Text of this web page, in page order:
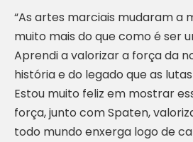
“As artes marciais mudaram a
muito mais do que como é ser
Aprendi a valorizar a força da
história e do legado que as
Estou muito feliz em mostrar
força, junto com Spaten,
todo mundo enxerga logo de